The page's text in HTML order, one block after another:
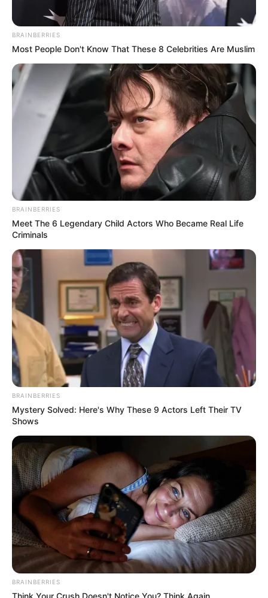
BRAINBERRIES
Most People Don't Know That These 8 Celebrities Are Muslim
BRAINBERRIES
Meet The 6 Legendary Child Actors Who Became Real Life
Criminals
BRAINBERRIES
Mystery Solved: Here's Why These 9 Actors Left Their TV
Shows
BRAINBERRIES
Think Your Crush Doesn't Notice You? Think Again